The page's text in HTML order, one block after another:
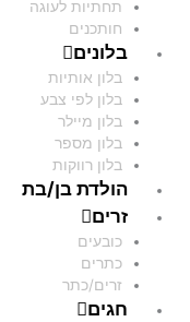
תחתיות לעוגה
חותכנים
בלונים
בלון אותיות
בלון לפי צבע
בלון מיילר
בלון מספר
בלון רווקות
הולדת בן/בת
זרים
כובעים
כתרים
זרים/כתר
חגים